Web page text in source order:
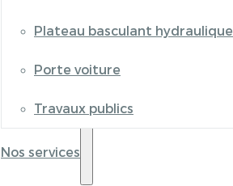
Plateau basculant hydraulique
Porte voiture
Travaux publics
Nos services